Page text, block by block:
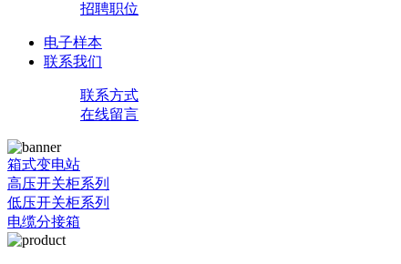
招聘职位
电子样本
联系我们
联系方式
在线留言
箱式变电站
高压开关柜系列
低压开关柜系列
电缆分接箱